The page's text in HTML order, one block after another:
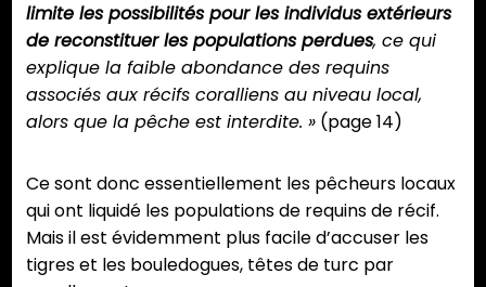
limite les possibilités pour les individus extérieurs
de reconstituer les populations perdues, ce qui
explique la faible abondance des requins
associés aux récifs coralliens au niveau local,
alors que la pêche est interdite. » (page 14)
Ce sont donc essentiellement les pêcheurs locaux
qui ont liquidé les populations de requins de récif.
Mais il est évidemment plus facile d’accuser les
tigres et les bouledogues, têtes de turc par